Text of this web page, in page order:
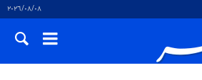
٠٨‏/٠٨‏/٢٠٢٦